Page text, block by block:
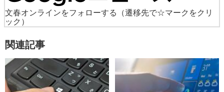
文春オンラインをフォローする
（遷移先で☆マークをクリ
ック）
関連記事